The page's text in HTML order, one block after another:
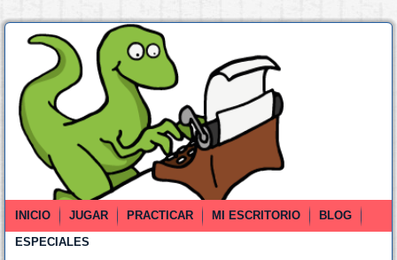
INICIO JUGAR PRACTICAR MI ESCRITORIO
BLOG
ESPECIALES